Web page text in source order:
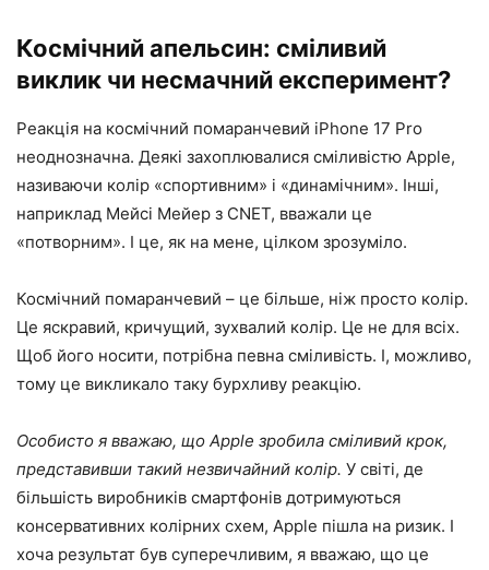
Космічний апельсин: сміливий
виклик чи несмачний експеримент?
Реакція на космічний помаранчевий iPhone 17 Pro
неоднозначна. Деякі захоплювалися сміливістю Apple,
називаючи колір «спортивним» і «динамічним». Інші,
наприклад Мейсі Мейер з CNET, вважали це
«потворним». І це, як на мене, цілком зрозуміло.
Космічний помаранчевий – це більше, ніж просто колір.
Це яскравий, кричущий, зухвалий колір. Це не для всіх.
Щоб його носити, потрібна певна сміливість. І, можливо,
тому це викликало таку бурхливу реакцію.
Особисто я вважаю, що Apple зробила сміливий крок,
представивши такий незвичайний колір. У світі, де
більшість виробників смартфонів дотримуються
консервативних колірних схем, Apple пішла на ризик. І
хоча результат був суперечливим, я вважаю, що це